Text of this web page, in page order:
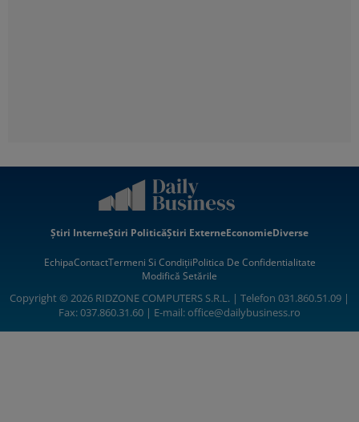
Știri InterneȘtiri PoliticăȘtiri ExterneEconomieDiverse
EchipaContactTermeni Si CondițiiPolitica De Confidentialitate
Modifică Setările
Copyright © 2026 RIDZONE COMPUTERS S.R.L. | Telefon 031.860.51.09 |
Fax: 037.860.31.60 | E-mail:office@dailybusiness.ro